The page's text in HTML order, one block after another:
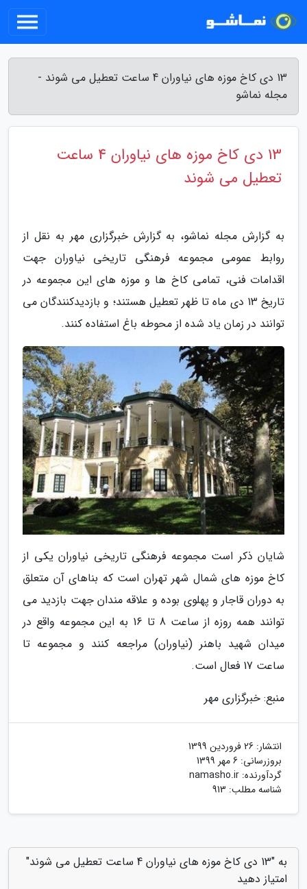
13 دی کاخ موزه های نیاوران 4 ساعت تعطیل می شوند -
مجله نماشو
13 دی کاخ موزه های نیاوران 4 ساعت
تعطیل می شوند
به گزارش مجله نماشو، به گزارش خبرگزاری مهر به نقل از
روابط عمومی مجموعه فرهنگی تاریخی نیاوران جهت
اقدامات فنی، تمامی کاخ ها و موزه های این مجموعه در
تاریخ 13 دی ماه تا ظهر تعطیل هستند؛ و بازدیدکنندگان می
توانند در زمان یاد شده از محوطه باغ استفاده کنند.
شایان ذکر است مجموعه فرهنگی تاریخی نیاوران یکی از
کاخ موزه های شمال شهر تهران است که بناهای آن متعلق
به دوران قاجار و پهلوی بوده و علاقه مندان جهت بازدید می
توانند همه روزه از ساعت 8 تا 16 به این مجموعه واقع در
میدان شهید باهنر (نیاوران) مراجعه کنند و مجموعه تا
ساعت 17 فعال است.
منبع: خبرگزاری مهر
انتشار: 26 فروردین 1399
بروزرسانی: 6 مهر 1399
گردآورنده: namasho.ir
شناسه مطلب: 913
به "13 دی کاخ موزه های نیاوران 4 ساعت تعطیل می شوند"
امتیاز دهید